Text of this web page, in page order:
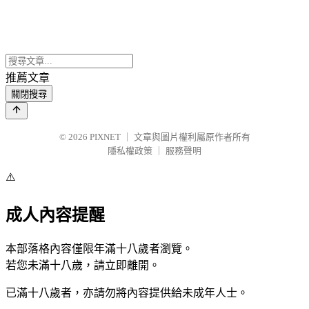
推薦文章
關閉搜尋
© 2026 PIXNET
文章與圖片權利屬原作者所有
隱私權政策
服務聲明
⚠️
成人內容提醒
本部落格內容僅限年滿十八歲者瀏覽。
若您未滿十八歲，請立即離開。
已滿十八歲者，亦請勿將內容提供給未成年人士。